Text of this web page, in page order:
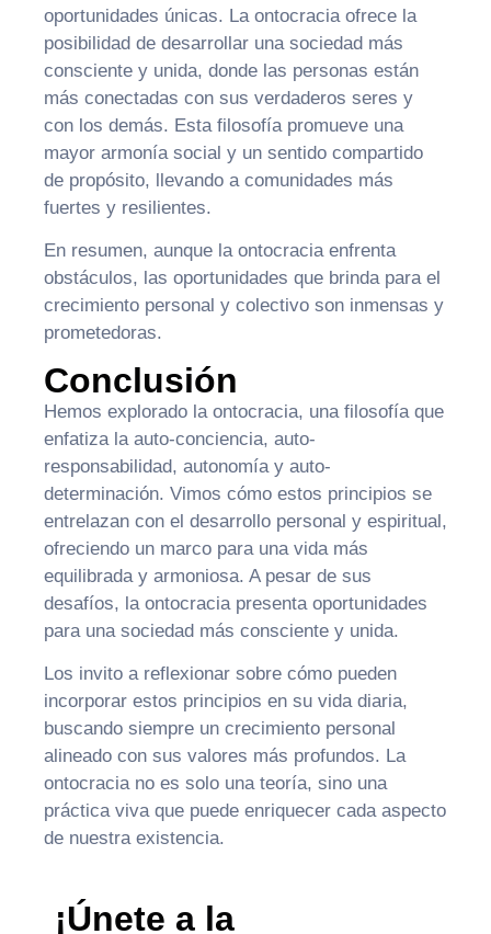
oportunidades únicas. La ontocracia ofrece la
posibilidad de desarrollar una sociedad más
consciente y unida, donde las personas están
más conectadas con sus verdaderos seres y
con los demás. Esta filosofía promueve una
mayor armonía social y un sentido compartido
de propósito, llevando a comunidades más
fuertes y resilientes.
En resumen, aunque la ontocracia enfrenta
obstáculos, las oportunidades que brinda para el
crecimiento personal y colectivo son inmensas y
prometedoras.
Conclusión
Hemos explorado la ontocracia, una filosofía que
enfatiza la auto-conciencia, auto-
responsabilidad, autonomía y auto-
determinación. Vimos cómo estos principios se
entrelazan con el desarrollo personal y espiritual,
ofreciendo un marco para una vida más
equilibrada y armoniosa. A pesar de sus
desafíos, la ontocracia presenta oportunidades
para una sociedad más consciente y unida.
Los invito a reflexionar sobre cómo pueden
incorporar estos principios en su vida diaria,
buscando siempre un crecimiento personal
alineado con sus valores más profundos. La
ontocracia no es solo una teoría, sino una
práctica viva que puede enriquecer cada aspecto
de nuestra existencia.
¡Únete a la